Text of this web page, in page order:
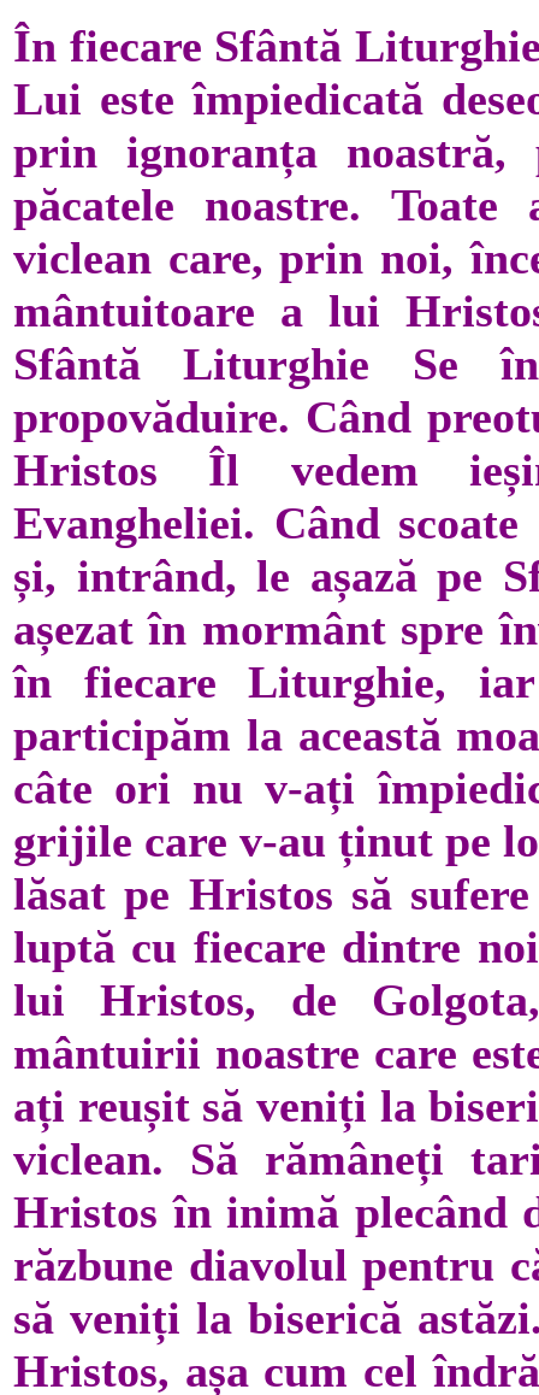
În fiecare Sfântă
Lui este împiedicată
prin ignoranța noastră,
păcatele noastre.
viclean care, prin noi,
mântuitoare a lui
Sfântă Liturghie Se
propovăduire. Când
Hristos Îl vedem
Evangheliei. Când
și, intrând, le așază pe
așezat în mormânt spre
în fiecare Liturghie,
participăm la această
câte ori nu v-ați
grijile care v-au ținut pe
lăsat pe Hristos să
luptă cu fiecare dintre
lui Hristos, de
mântuirii noastre care
ați reușit să veniți la
viclean. Să rămâneți
Hristos în inimă plecând
răzbune diavolul pentru
să veniți la biserică
Hristos, așa cum cel